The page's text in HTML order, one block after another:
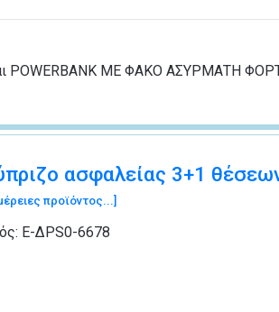
POWERBANK ΜΕ ΦΑΚΟ ΑΣΥΡΜΑΤΗ
ασφαλείας 3+1
προϊόντος...]
Ε-ΔΡS0-6678